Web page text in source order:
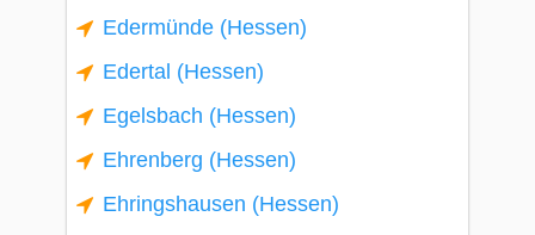
Edermünde (Hessen)
Edertal (Hessen)
Egelsbach (Hessen)
Ehrenberg (Hessen)
Ehringshausen (Hessen)